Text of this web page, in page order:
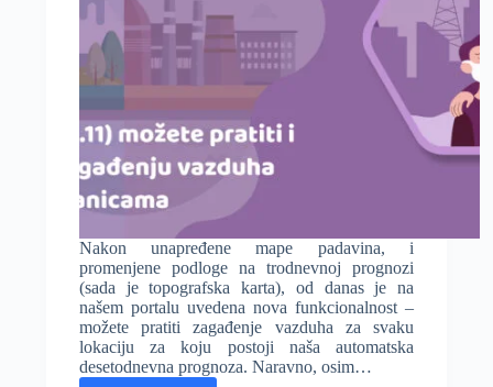
Nakon unapređene mape padavina, i
promenjene podloge na trodnevnoj prognozi
(sada je topografska karta), od danas je na
našem portalu uvedena nova funkcionalnost –
možete pratiti zagađenje vazduha za svaku
lokaciju za koju postoji naša automatska
desetodnevna prognoza. Naravno, osim…